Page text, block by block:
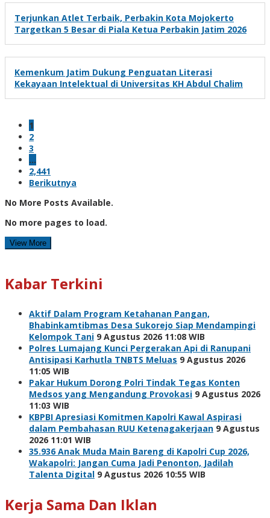
Terjunkan Atlet Terbaik, Perbakin Kota Mojokerto
Targetkan 5 Besar di Piala Ketua Perbakin Jatim 2026
Kemenkum Jatim Dukung Penguatan Literasi
Kekayaan Intelektual di Universitas KH Abdul Chalim
1
2
3
…
2,441
Berikutnya
No More Posts Available.
No more pages to load.
View More
Kabar Terkini
Aktif Dalam Program Ketahanan Pangan,
Bhabinkamtibmas Desa Sukorejo Siap Mendampingi
Kelompok Tani 9 Agustus 2026 11:08 WIB
Polres Lumajang Kunci Pergerakan Api di Ranupani
Antisipasi Karhutla TNBTS Meluas 9 Agustus 2026
11:05 WIB
Pakar Hukum Dorong Polri Tindak Tegas Konten
Medsos yang Mengandung Provokasi 9 Agustus 2026
11:03 WIB
KBPBI Apresiasi Komitmen Kapolri Kawal Aspirasi
dalam Pembahasan RUU Ketenagakerjaan 9 Agustus
2026 11:01 WIB
35.936 Anak Muda Main Bareng di Kapolri Cup 2026,
Wakapolri: Jangan Cuma Jadi Penonton, Jadilah
Talenta Digital 9 Agustus 2026 10:55 WIB
Kerja Sama Dan Iklan